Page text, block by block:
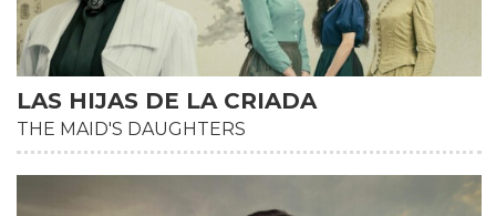
HD
LAS HIJAS DE LA CRIADA
THE MAID'S DAUGHTERS